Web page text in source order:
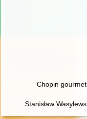
Chopin gourmet
Stanisław